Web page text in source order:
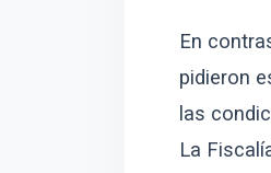
En
pidieron
las
La